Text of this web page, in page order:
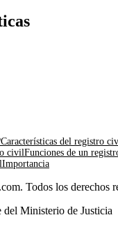
Características del registro
civilFunciones de un
Importancia
Todos los derechos
del Ministerio de Justicia